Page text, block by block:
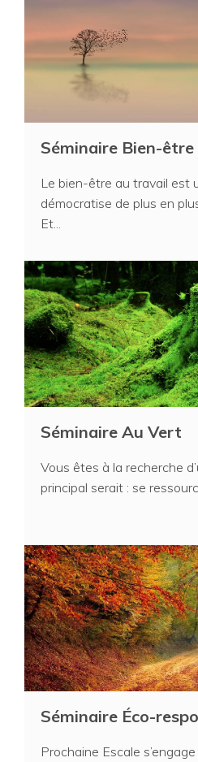
Séminaire Bien-être
Le bien-être au travail est
démocratise de plus en
Et...
Séminaire Au Vert
Vous êtes à la recherche
principal serait : se
Séminaire Éco-
Prochaine Escale